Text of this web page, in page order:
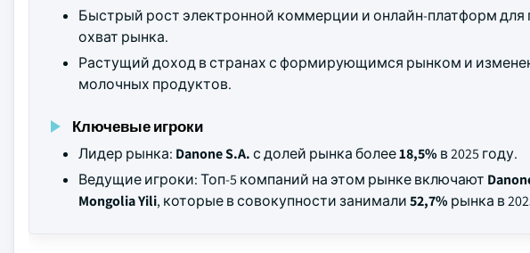
Быстрый рост электронной коммерции и онлайн-платформ
охват рынка.
Растущий доход в странах с формирующимся рынком и
молочных продуктов.
Ключевые игроки
Лидер рынка: Danone S.A.с долей рынка более18,5% в 2025 году.
Ведущие игроки: Топ-5 компаний на этом рынке включают
Mongolia Yili, которые в совокупности занимали52,7% рынка в